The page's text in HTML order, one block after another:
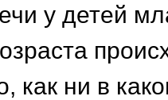
у детей
как ни в